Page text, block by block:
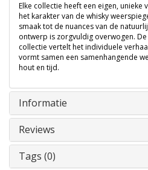
Elke collectie heeft een eigen, unieke
het karakter van de whisky
smaak tot de nuances van de
ontwerp is zorgvuldig overwogen.
collectie vertelt het individuele
vormt samen een samenhangende
hout en tijd.
Informatie
Reviews
Tags (0)